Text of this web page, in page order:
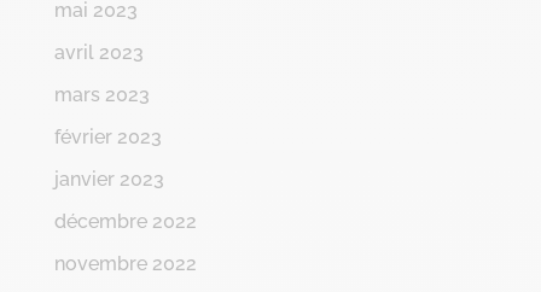
mai 2023
avril 2023
mars 2023
février 2023
janvier 2023
décembre 2022
novembre 2022